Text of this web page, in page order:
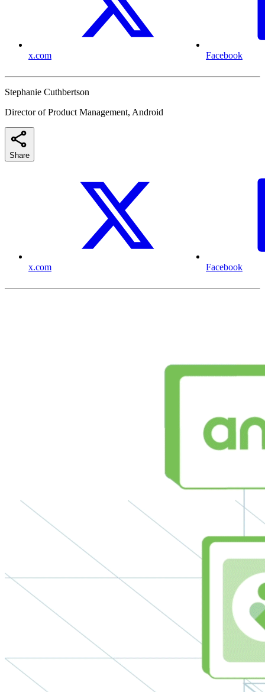
x.com Facebook
Stephanie Cuthbertson
Director of Product Management, Android
Share
x.com Facebook